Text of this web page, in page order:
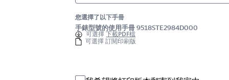
您選擇了以下手冊
手錶型號的使用手冊 9518STE2984D000
可選擇下載PDF檔
可選擇 訂閱印刷版